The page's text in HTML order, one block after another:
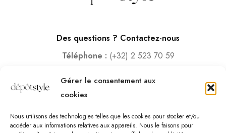
Gérer le consentement aux
cookies
Nous utilisons des technologies telles que les cookies pour stocker et/ou
accéder aux informations relatives aux appareils. Nous le faisons pour
Des questions ? Contactez-nous
Téléphone : (+32) 2 523 70 59
Adresse : Rue des Deux Gares 6, 1070 Bruxelles
Lundi – Samedi :10:00 – 18:30